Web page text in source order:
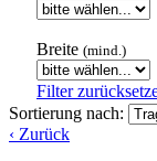
Breite (mind.)
Filter
Sortierung nach:
‹ Zurück